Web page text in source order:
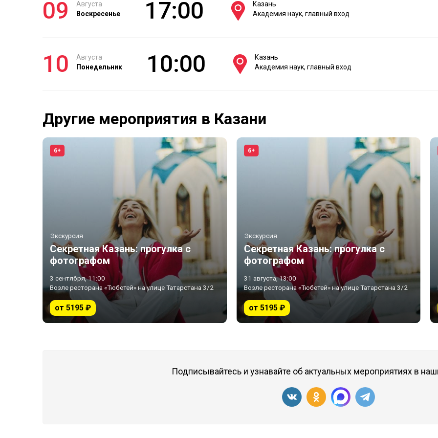
09
Августа
Воскресенье
17:00
Казань
Академия наук, главный вход
10
Августа
Понедельник
10:00
Казань
Академия наук, главный вход
Другие мероприятия в Казани
6+
Экскурсия
Секретная Казань: прогулка с
фотографом
3 сентября, 11:00
Возле ресторана «Тюбетей» на улице Татарстана 3/2
от 5195 ₽
6+
Экскурсия
Секретная Казань: прогулка с
фотографом
31 августа, 13:00
Возле ресторана «Тюбетей» на улице Татарстана 3/2
от 5195 ₽
Подписывайтесь и узнавайте об актуальных мероприятиях в